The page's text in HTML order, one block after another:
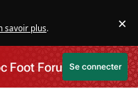
savoir plus. ×
Foot ForumSe connecter